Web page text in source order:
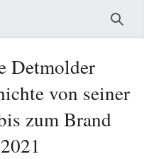
Detmolder
von seiner
zum Brand